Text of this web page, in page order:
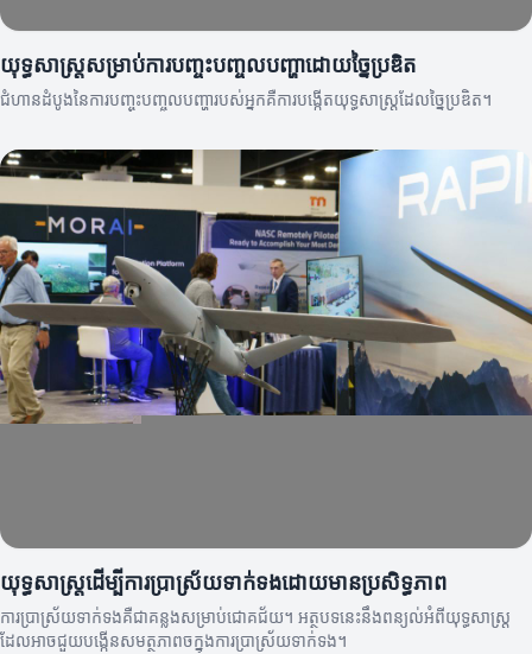
យុទ្ធសាស្ត្រសម្រាប់ការបញ្ចុះបញ្ចូលបញ្ហាដោយច្នៃប្រឌិត
ជំហានដំបូងនៃការបញ្ចុះបញ្ចូលបញ្ហារបស់អ្នកគឺការបង្កើតយុទ្ធសាស្ត្រដែលច្នៃប្រឌិត។
យុទ្ធសាស្ត្រដើម្បីការប្រាស្រ័យទាក់ទងដោយមានប្រសិទ្ធភាព
ការប្រាស្រ័យទាក់ទងគឺជាគន្លងសម្រាប់ជោគជ័យ។ អត្ថបទនេះនឹងពន្យល់អំពីយុទ្ធសាស្ត្រ
ដែលអាចជួយបង្កើនសមត្ថភាពចក្នុងការប្រាស្រ័យទាក់ទង។